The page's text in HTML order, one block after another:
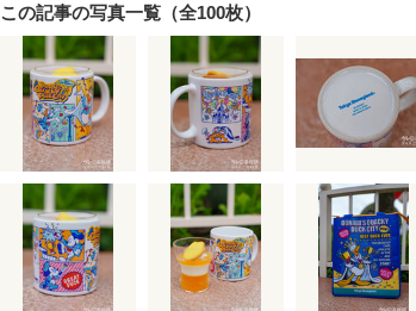
この記事の写真一覧（全100枚）